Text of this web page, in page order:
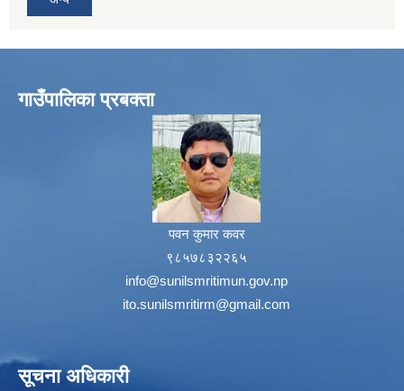
गाउँपालिका प्रबक्ता
पवन कुमार कवर
९८५७८३२२६५
info@sunilsmritimun.gov.np
ito.sunilsmritirm@gmail.com
सूचना अधिकारी